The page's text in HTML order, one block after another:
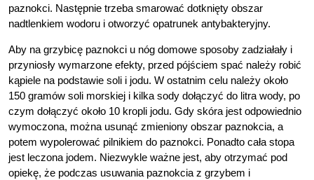
paznokci. Następnie trzeba smarować dotknięty obszar
nadtlenkiem wodoru i otworzyć opatrunek antybakteryjny.
Aby na grzybicę paznokci u nóg domowe sposoby zadziałały i
przyniosły wymarzone efekty, przed pójściem spać należy robić
kąpiele na podstawie soli i jodu. W ostatnim celu należy około
150 gramów soli morskiej i kilka sody dołączyć do litra wody, po
czym dołączyć około 10 kropli jodu. Gdy skóra jest odpowiednio
wymoczona, można usunąć zmieniony obszar paznokcia, a
potem wypolerować pilnikiem do paznokci. Ponadto cała stopa
jest leczona jodem. Niezwykle ważne jest, aby otrzymać pod
opiekę, że podczas usuwania paznokcia z grzybem i